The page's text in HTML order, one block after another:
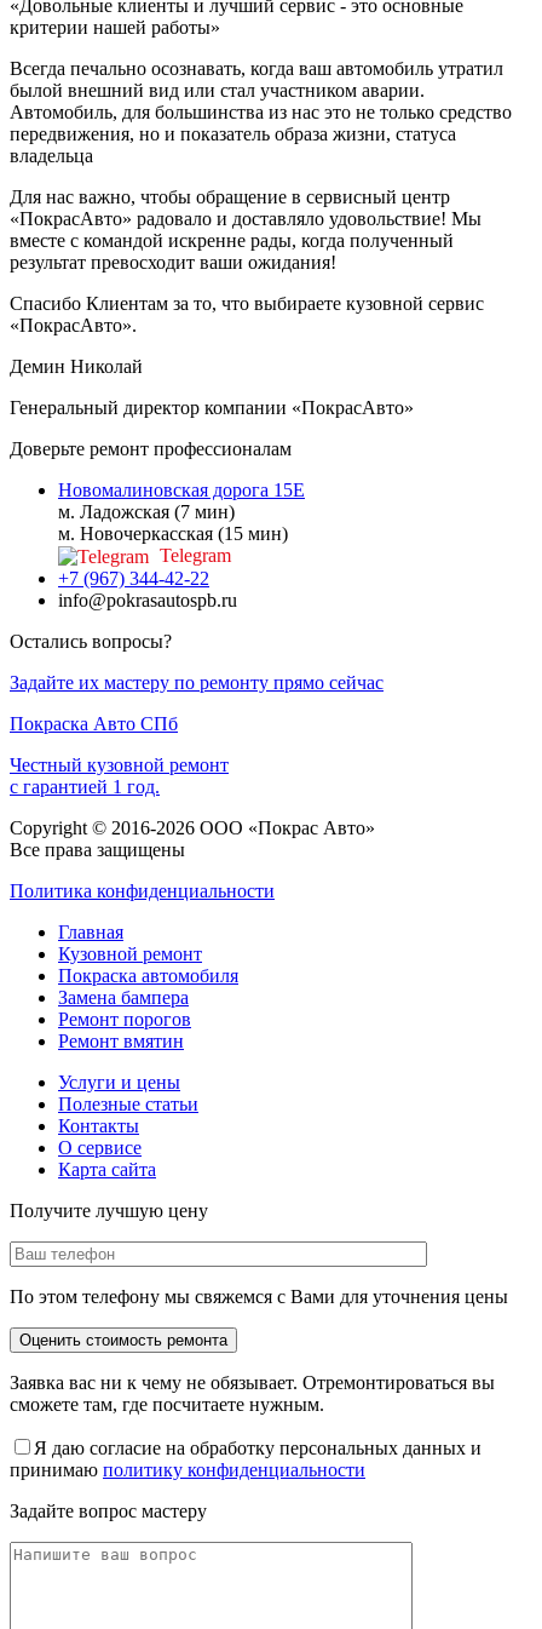
«Довольные клиенты и лучший сервис - это основные
критерии нашей работы»
Всегда печально осознавать, когда ваш автомобиль утратил
былой внешний вид или стал участником аварии.
Автомобиль, для большинства из нас это не только средство
передвижения, но и показатель образа жизни, статуса
владельца
Для нас важно, чтобы обращение в сервисный центр
«ПокрасАвто» радовало и доставляло удовольствие! Мы
вместе с командой искренне рады, когда полученный
результат превосходит ваши ожидания!
Спасибо Клиентам за то, что выбираете кузовной сервис
«ПокрасАвто».
Демин Николай
Генеральный директор компании «ПокрасАвто»
Доверьте ремонт профессионалам
Новомалиновская дорога 15Е
м. Ладожская (7 мин)
м. Новочеркасская (15 мин)
Telegram
+7 (967) 344-42-22
info@pokrasautospb.ru
Остались вопросы?
Задайте их мастеру по ремонту прямо сейчас
Покраска Авто СПб
Честный кузовной ремонт
с гарантией 1 год.
Copyright © 2016-2026 ООО «Покрас Авто»
Все права защищены
Политика конфиденциальности
Главная
Кузовной ремонт
Покраска автомобиля
Замена бампера
Ремонт порогов
Ремонт вмятин
Услуги и цены
Полезные статьи
Контакты
О сервисе
Карта сайта
Получите лучшую цену
По этом телефону мы свяжемся с Вами для уточнения цены
Заявка вас ни к чему не обязывает. Отремонтироваться вы
сможете там, где посчитаете нужным.
Я даю согласие на обработку персональных данных и
принимаю политику конфиденциальности
Задайте вопрос мастеру